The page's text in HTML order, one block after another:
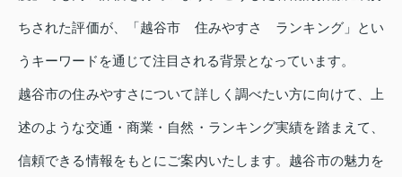
ちされた評価が、「越谷市 住みやすさ ランキング」とい
うキーワードを通じて注目される背景となっています。
越谷市の住みやすさについて詳しく調べたい方に向けて、上
述のような交通・商業・自然・ランキング実績を踏まえて、
信頼できる情報をもとにご案内いたします。越谷市の魅力を